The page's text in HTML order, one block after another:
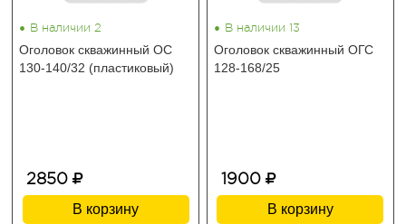
• В наличии 2
Оголовок скважинный ОС
130-140/32 (пластиковый)
2850
В корзину
• В наличии 13
Оголовок скважинный ОГС
128-168/25
1900
В корзину